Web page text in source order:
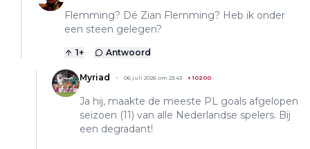
Flemming? Dé Zian Flemming? Heb ik onder
een steen gelegen?
1+ Antwoord
Myriad 06 juli 2026 om 23:43 +10200
Ja hij, maakte de meeste PL goals afgelopen
seizoen (11) van alle Nederlandse spelers. Bij
een degradant!